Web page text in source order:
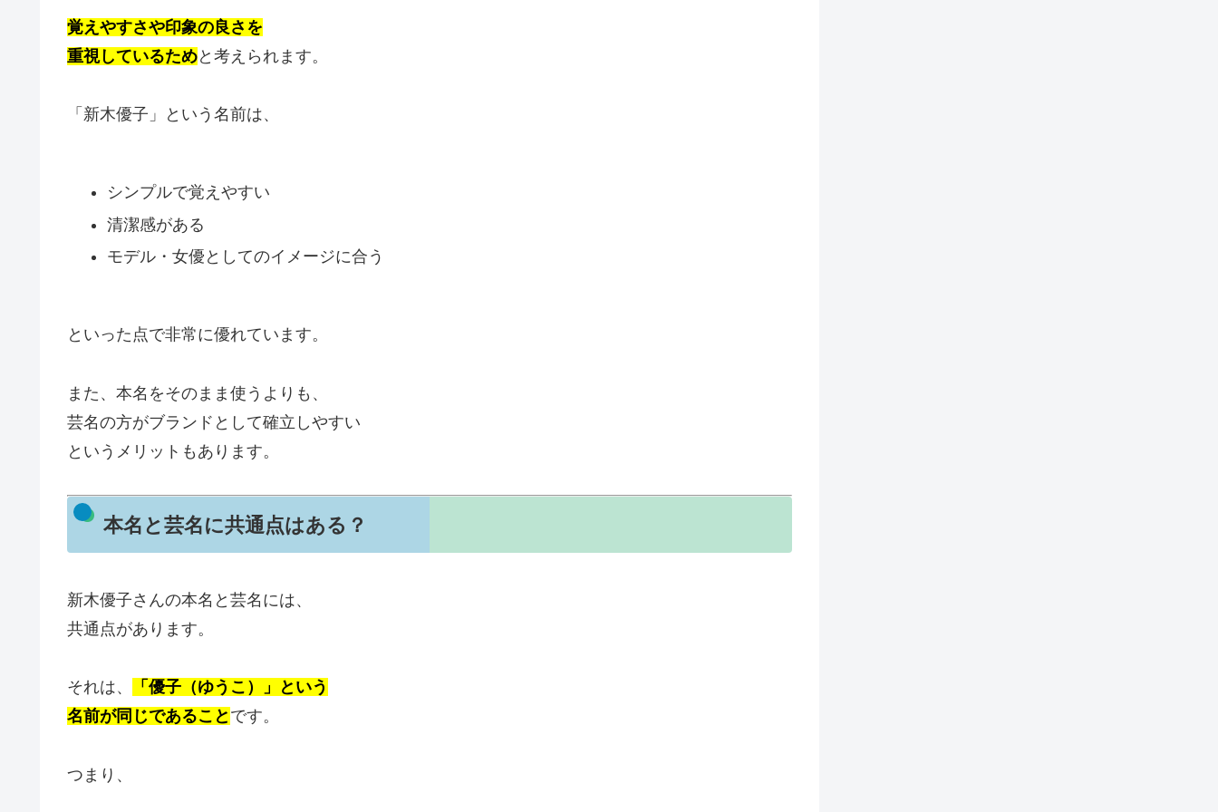
覚えやすさや印象の良さを
重視しているためと考えられます。
「新木優子」という名前は、
シンプルで覚えやすい
清潔感がある
モデル・女優としてのイメージに合う
といった点で非常に優れています。
また、本名をそのまま使うよりも、
芸名の方がブランドとして確立しやすい
というメリットもあります。
本名と芸名に共通点はある？
新木優子さんの本名と芸名には、
共通点があります。
それは、
「優子（ゆうこ）」という
名前が同じであること です。
つまり、